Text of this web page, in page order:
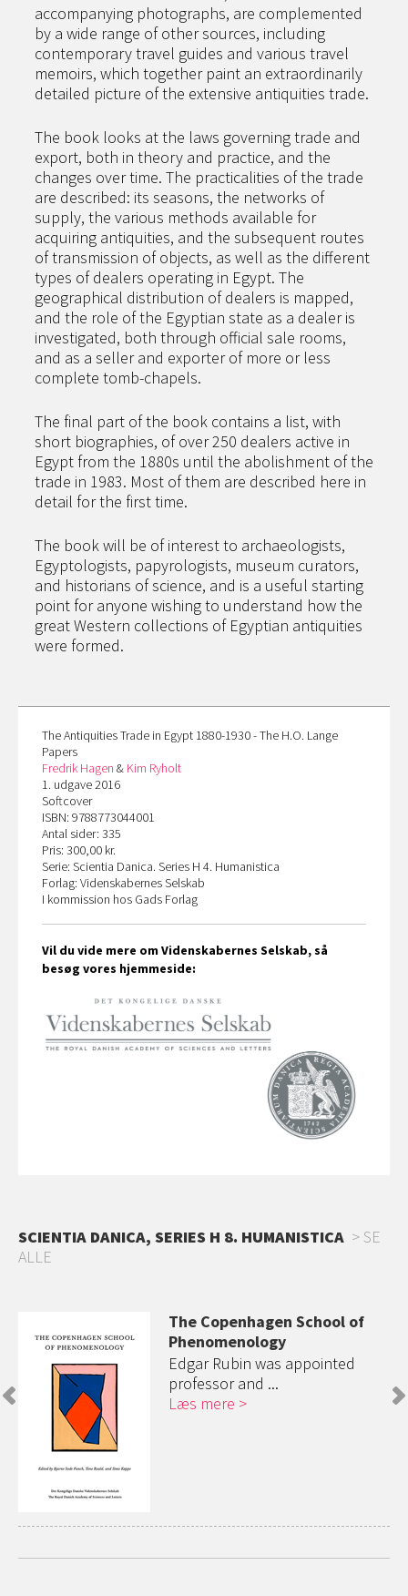
accompanying photographs, are complemented
by a wide range of other sources, including
contemporary travel guides and various travel
memoirs, which together paint an extraordinarily
detailed picture of the extensive antiquities trade.
The book looks at the laws governing trade and
export, both in theory and practice, and the
changes over time. The practicalities of the trade
are described: its seasons, the networks of
supply, the various methods available for
acquiring antiquities, and the subsequent routes
of transmission of objects, as well as the different
types of dealers operating in Egypt. The
geographical distribution of dealers is mapped,
and the role of the Egyptian state as a dealer is
investigated, both through official sale rooms,
and as a seller and exporter of more or less
complete tomb-chapels.
The final part of the book contains a list, with
short biographies, of over 250 dealers active in
Egypt from the 1880s until the abolishment of the
trade in 1983. Most of them are described here in
detail for the first time.
The book will be of interest to archaeologists,
Egyptologists, papyrologists, museum curators,
and historians of science, and is a useful starting
point for anyone wishing to understand how the
great Western collections of Egyptian antiquities
were formed.
The Antiquities Trade in Egypt 1880-1930 - The H.O. Lange
Papers
Fredrik Hagen & Kim Ryholt
1. udgave 2016
Softcover
ISBN: 9788773044001
Antal sider: 335
Pris: 300,00 kr.
Serie: Scientia Danica. Series H 4. Humanistica
Forlag: Videnskabernes Selskab
I kommission hos Gads Forlag
Vil du vide mere om Videnskabernes Selskab, så
besøg vores hjemmeside:
SCIENTIA DANICA, SERIES H 8. HUMANISTICA
SE
ALLE
The Copenhagen School of
Phenomenology
Edgar Rubin was appointed
professor and ...
Læs mere